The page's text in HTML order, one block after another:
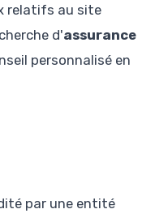
relatifs au site
d'assurance
personnalisé en
par une entité